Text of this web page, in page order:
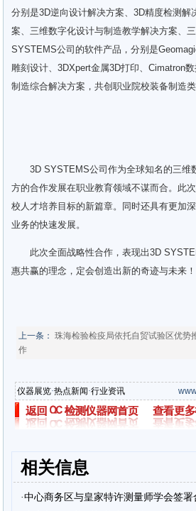
分别是3D逆向设计解决方案、3D精度检测
案、三维数字化设计与制造教学解决方案、
SYSTEMS公司的软件产品，分别是
雕刻设计、3DXpert金属3D打印、Cimatron
制造综合解决方案，共创职业院校装备制造类
3D SYSTEMS公司作为全球知名的三维
方的合作发展在职业教育领域不谋而合。此
校人才培养目标的新篇章。同时还具有更加
业务的快速发展。
此次全面战略性合作，表现出3D
惠共赢的理念，定会创造出新的奇迹与未来！
上一条： 珠海检验检疫局依托自贸试验区优势
作
仪器展览·热点新闻·行业资讯
相关信息
·中心商务区与皇家特许测量师学会签署